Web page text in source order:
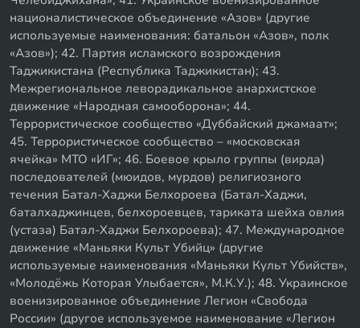
националистическое объединение «Азов» (другие
используемые наименования: батальон «Азов», полк
«Азов»); 42. Партия исламского возрождения
Таджикистана (Республика Таджикистан); 43.
Межрегиональное леворадикальное анархистское
движение «Народная самооборона»; 44.
Террористическое сообщество «Дуббайский джамаат»;
45. Террористическое сообщество – «московская
ячейка» МТО «ИГ»; 46. Боевое крыло группы (вирда)
последователей (мюидов, мурдов) религиозного
течения Батал-Хаджи Белхороева (Батал-Хаджи,
баталхаджинцев, белхороевцев, тариката шейха овлия
(устаза) Батал-Хаджи Белхороева); 47. Международное
движение «Маньяки Культ Убийц» (другие
используемые наименования «Маньяки Культ Убийств»,
«Молодёжь Которая Улыбается», М.К.У.); 48. Украинское
военизированное объединение Легион «Свобода
России» (другое используемое наименование «Легион